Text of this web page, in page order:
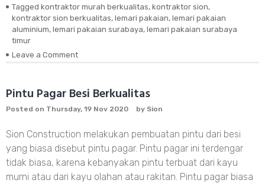
Tagged kontraktor murah berkualitas, kontraktor sion,
kontraktor sion berkualitas, lemari pakaian, lemari pakaian
aluminium, lemari pakaian surabaya, lemari pakaian surabaya
timur
Leave a Comment
Aluminium
Puri
mas
Pintu Pagar Besi Berkualitas
Posted on Thursday, 19 Nov 2020 by Sion
Sion Construction melakukan pembuatan pintu dari besi
yang biasa disebut pintu pagar. Pintu pagar ini terdengar
tidak biasa, karena kebanyakan pintu terbuat dari kayu
murni atau dari kayu olahan atau rakitan. Pintu pagar biasa